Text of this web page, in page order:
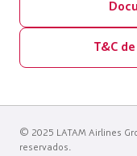
T&C
© 2025 LATAM Airlines
reservados.